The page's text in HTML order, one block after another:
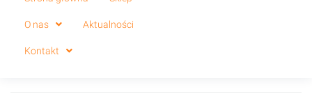
O nas Aktualności
Kontakt